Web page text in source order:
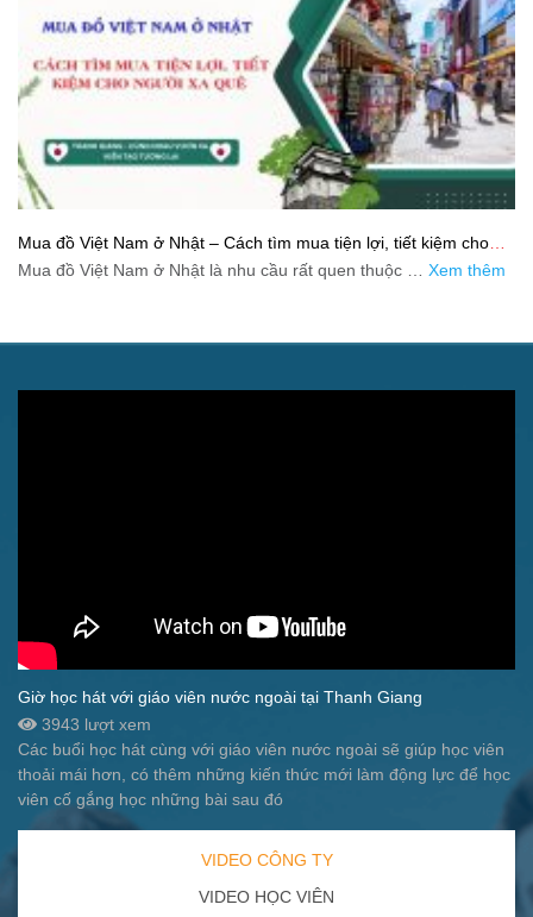
Mua đồ Việt Nam ở Nhật – Cách tìm mua tiện lợi, tiết kiệm cho
người xa quê
Mua đồ Việt Nam ở Nhật là nhu cầu rất quen thuộc … Xem thêm
Giờ học hát với giáo viên nước ngoài tại Thanh Giang
3943 lượt xem
Các buổi học hát cùng với giáo viên nước ngoài sẽ giúp học viên
thoải mái hơn, có thêm những kiến thức mới làm động lực để học
viên cố gắng học những bài sau đó
VIDEO CÔNG TY
VIDEO HỌC VIÊN